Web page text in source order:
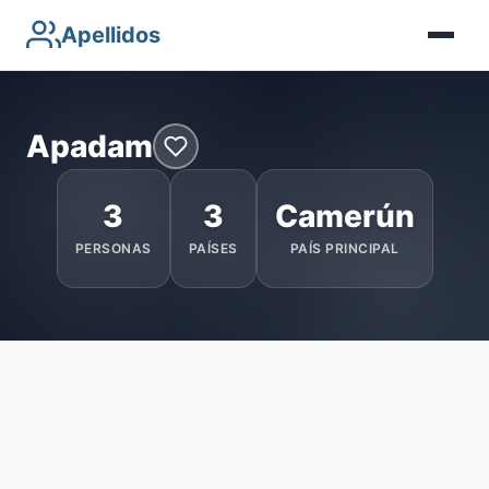
Apellidos
Apadam
3
PERSONAS
3
PAÍSES
Camerún
PAÍS PRINCIPAL